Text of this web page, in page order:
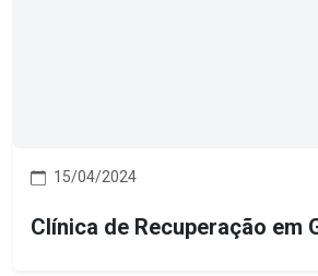
15/04/2024
Clínica de Recuperação em